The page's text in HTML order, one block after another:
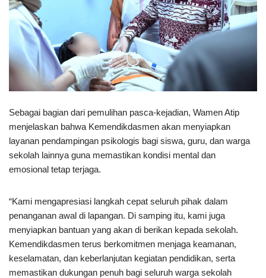
Sebagai bagian dari pemulihan pasca-kejadian, Wamen Atip
menjelaskan bahwa Kemendikdasmen akan menyiapkan
layanan pendampingan psikologis bagi siswa, guru, dan warga
sekolah lainnya guna memastikan kondisi mental dan
emosional tetap terjaga.
“Kami mengapresiasi langkah cepat seluruh pihak dalam
penanganan awal di lapangan. Di samping itu, kami juga
menyiapkan bantuan yang akan di berikan kepada sekolah.
Kemendikdasmen terus berkomitmen menjaga keamanan,
keselamatan, dan keberlanjutan kegiatan pendidikan, serta
memastikan dukungan penuh bagi seluruh warga sekolah